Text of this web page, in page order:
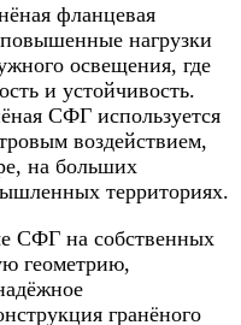
фланцевая
нагрузки
освещения, где
и устойчивость.
СФГ используется
воздействием,
на больших
территориях.
СФГ на собственных
геометрию,
гранёного